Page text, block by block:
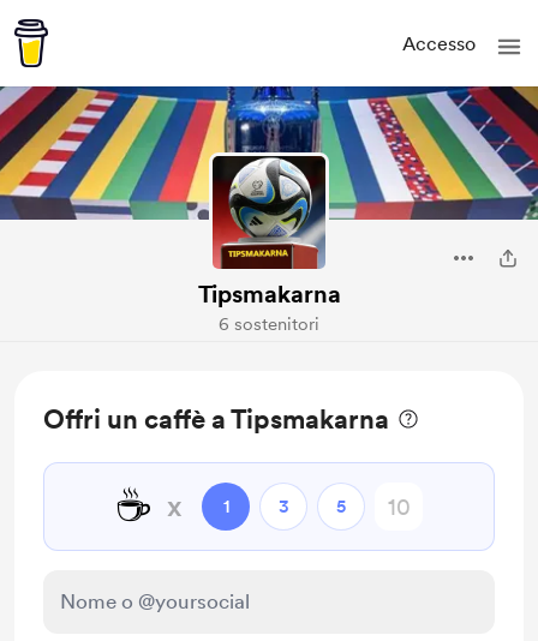
Accesso
Tipsmakarna
6 sostenitori
Offri un caffè a Tipsmakarna
☕ x 1 3 5